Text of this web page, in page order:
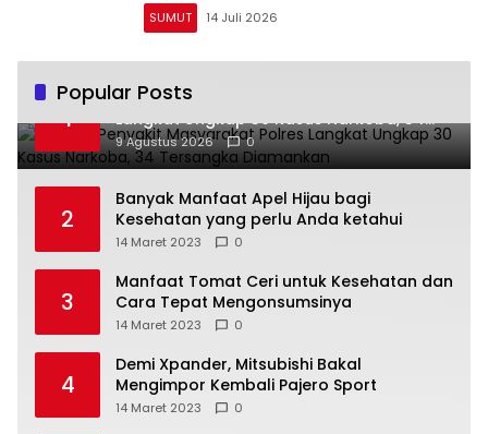
SUMUT 14 Juli 2026
Popular Posts
1
Operasi Penyakit Masyarakat Polres
Langkat Ungkap 30 Kasus Narkoba, 34
Tersangka Diamankan
9 Agustus 2026 0
2
Banyak Manfaat Apel Hijau bagi
Kesehatan yang perlu Anda ketahui
14 Maret 2023 0
3
Manfaat Tomat Ceri untuk Kesehatan dan
Cara Tepat Mengonsumsinya
14 Maret 2023 0
4
Demi Xpander, Mitsubishi Bakal
Mengimpor Kembali Pajero Sport
14 Maret 2023 0